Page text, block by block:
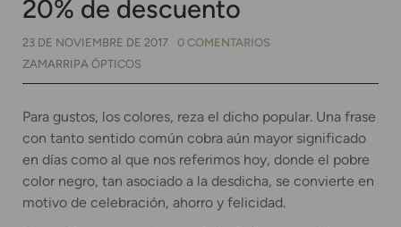
20% de descuento
23 DE NOVIEMBRE DE 2017
0 COMENTARIOS
ZAMARRIPA ÓPTICOS
Para gustos, los colores, reza el dicho popular. Una frase
con tanto sentido común cobra aún mayor significado
en días como al que nos referimos hoy, donde el pobre
color negro, tan asociado a la desdicha, se convierte en
motivo de celebración, ahorro y felicidad.